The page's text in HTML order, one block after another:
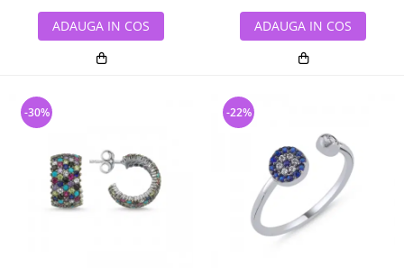
ADAUGA IN COS ADAUGA IN COS
-30% -22%